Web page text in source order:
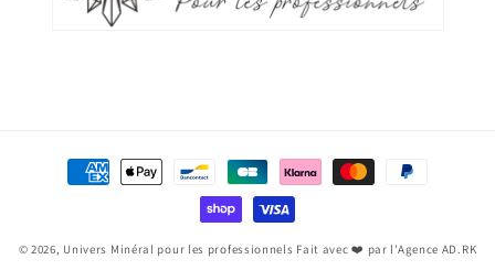
Moyens
© 2026, Univers Minéral pour les professionnels Fait avec ❤️ par l'Agence AD.RK